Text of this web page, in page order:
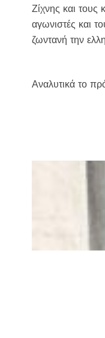
Ζίχνης και τους
αγωνιστές και
ζωντανή την
Αναλυτικά το